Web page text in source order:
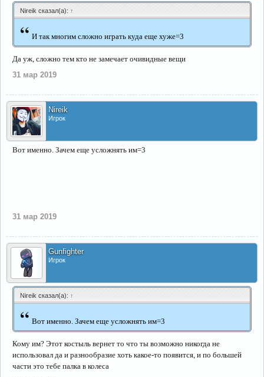
Nireik сказал(а): ↑
“ И так многим сложно играть куда еще хуже=3
Да уж, сложно тем кто не замечает очивидные вещи
31 мар 2019
Nireik
Игрок
Вот именно. Зачем еще усложнять им=3
31 мар 2019
Gunfighter
Игрок
Nireik сказал(а): ↑
“ Вот именно. Зачем еще усложнять им=3
Кому им? Этот костыль вернет то что ты возможно никогда не
использовал да и разнообразие хоть какое-то появится, и по большей
части это тебе палка в колеса